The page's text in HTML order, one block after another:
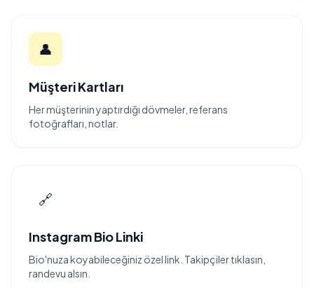
👤
Müşteri Kartları
Her müşterinin yaptırdığı dövmeler, referans
fotoğrafları, notlar.
🔗
Instagram Bio Linki
Bio'nuza koyabileceğiniz özel link. Takipçiler tıklasın,
randevu alsın.